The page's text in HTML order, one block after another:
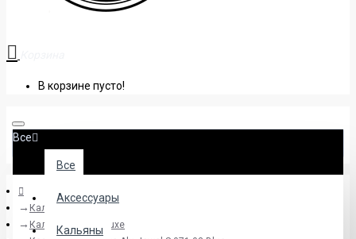
В корзине пусто!
Все
Все
Аксессуары
Кальяны
Кальяны
Кальяны Amy Deluxe